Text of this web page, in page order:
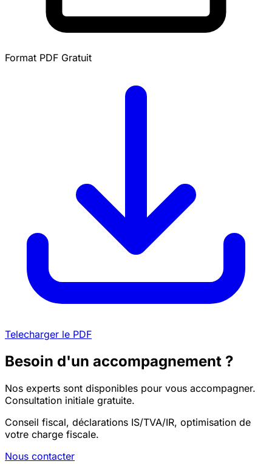
Format PDF Gratuit
Telecharger le PDF
Besoin d'un accompagnement ?
Nos experts sont disponibles pour vous accompagner.
Consultation initiale gratuite.
Conseil fiscal, déclarations IS/TVA/IR, optimisation de
votre charge fiscale.
Nous contacter